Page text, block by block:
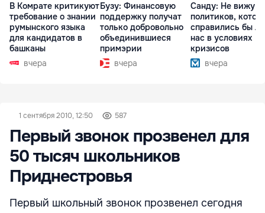
В Комрате критикуют
требование о знании
румынского языка
для кандидатов в
башканы
вчера
Бузу: Финансовую
поддержку получат
только добровольно
объединившиеся
примэрии
вчера
Санду: Не вижу
политиков,
справились бы
нас в условиях
кризисов
вчера
1 сентября 2010, 12:50 587
Первый звонок прозвенел для
50 тысяч школьников
Приднестровья
Первый школьный звонок прозвенел сегодня